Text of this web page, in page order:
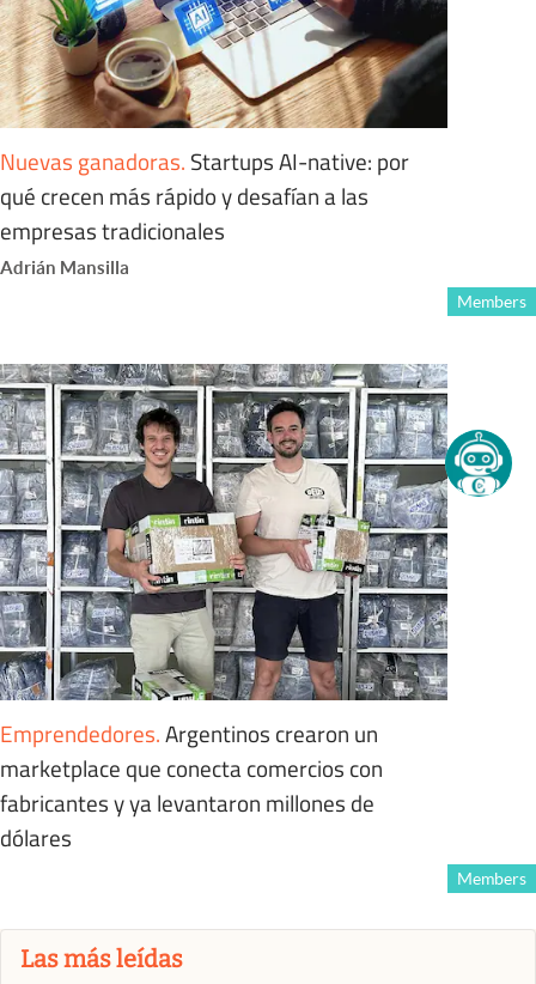
Nuevas ganadoras. Startups AI-native: por
qué crecen más rápido y desafían a las
empresas tradicionales
Adrián Mansilla
Members
Emprendedores.Argentinos crearon un
marketplace que conecta comercios con
fabricantes y ya levantaron millones de
dólares
Members
Las más leídas